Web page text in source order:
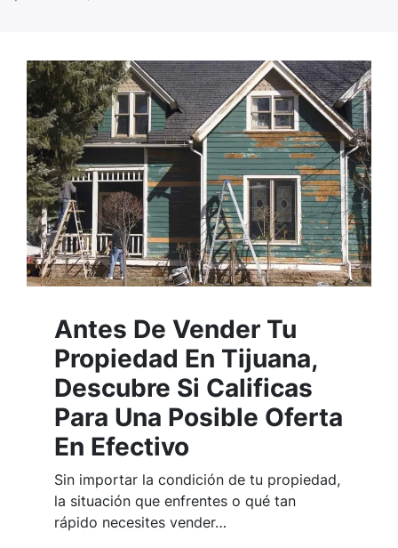
Antes De Vender Tu
Propiedad En Tijuana,
Descubre Si Calificas
Para Una Posible Oferta
En Efectivo
Sin importar la condición de tu propiedad,
la situación que enfrentes o qué tan
rápido necesites vender…